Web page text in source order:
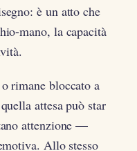
è un atto che
mano, la capacità
rimane bloccato a
attesa può star
attenzione —
Allo stesso